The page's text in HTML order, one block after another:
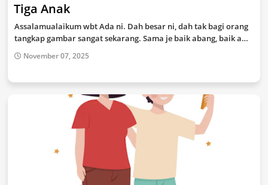
Tiga Anak
Assalamualaikum wbt Ada ni. Dah besar ni, dah tak bagi orang
tangkap gambar sangat sekarang. Sama je baik abang, baik a…
November 07, 2025